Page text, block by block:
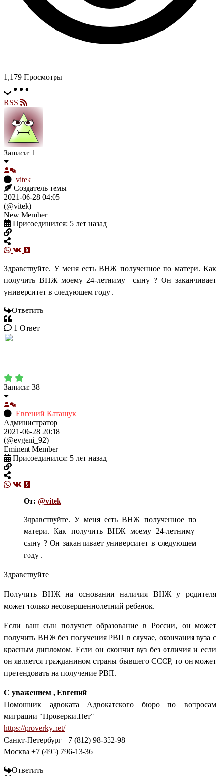
1,179 Просмотры
RSS
Записи: 1
vitek
Создатель темы
2021-06-28 04:05
(@vitek)
New Member
Присоединился: 5 лет назад
Здравствуйте. У меня есть ВНЖ полученное по матери. Как
получить ВНЖ моему 24-летниму сыну ? Он заканчивает
университет в следующем году .
Ответить
1 Ответ
Записи: 38
Евгений Каташук
Администратор
2021-06-28 20:18
(@evgeni_92)
Eminent Member
Присоединился: 5 лет назад
От: @vitek
Здравствуйте. У меня есть ВНЖ полученное по
матери. Как получить ВНЖ моему 24-летниму
сыну ? Он заканчивает университет в следующем
году .
Здравствуйте
Получить ВНЖ на основании наличия ВНЖ у родителя
может только несовершеннолетний ребенок.
Если ваш сын получает образование в России, он может
получить ВНЖ без получения РВП в случае, окончания вуза с
красным дипломом. Если он окончит вуз без отличия и если
он является гражданином страны бывшего СССР, то он может
претендовать на получение РВП.
С уважением , Евгений
Помощник адвоката Адвокатского бюро по вопросам
миграции "Проверки.Нет"
https://proverky.net/
Санкт-Петербург +7 (812) 98-332-98
Москва +7 (495) 796-13-36
Ответить